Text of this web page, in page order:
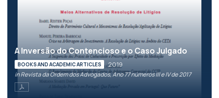
A Inversão do Contencioso e o Caso Julgado
BOOKS AND ACADEMIC ARTICLES 2019
in Revista da Ordem dos Advogados, Ano 77 números III e IV de 2017